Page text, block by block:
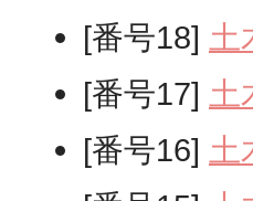
[番号18] 土
[番号17] 土
[番号16] 土